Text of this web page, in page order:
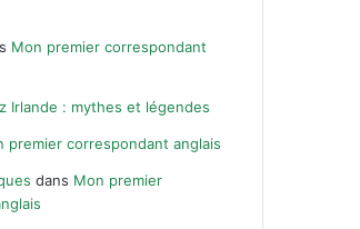
Mon premier correspondant
Irlande : mythes et légendes
premier correspondant anglais
dans Mon premier